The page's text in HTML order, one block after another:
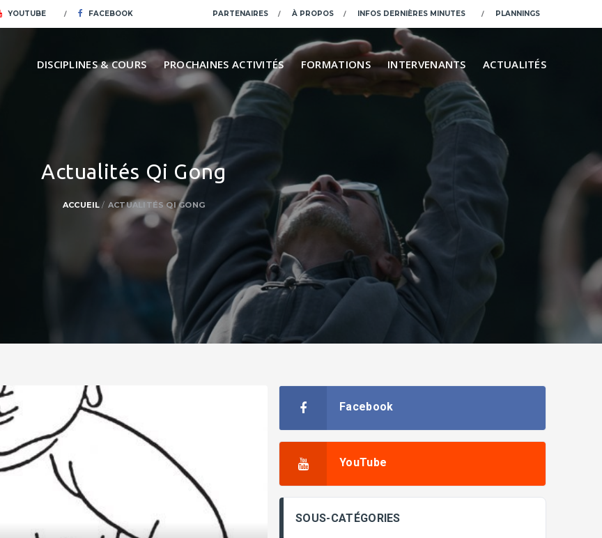
PLANNINGS
INFOS DERNIÈRES MINUTES
À PROPOS
PARTENAIRES
FACEBOOK
YOUTUBE
DISCIPLINES & COURS PROCHAINES ACTIVITÉS FORMATIONS INTERVENANTS ACTUALITÉS
Actualités Qi Gong
ACCUEIL ACTUALITÉS QI GONG
Facebook
YouTube
SOUS-CATÉGORIES